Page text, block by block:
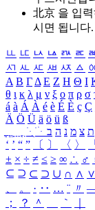
北京 을 입
시면 됩니다.
ㅥ ㅦ ㅧ ㅨ ㅩ ㅪ
ㅺ ㅻ ㅼ ㅽ ㅾ ㅿ
Α Β ΓΔ Ε Ζ Η Θ Ι
θ ι κ λ μ ν ξ ο π ρ σ
á à Á À é è É È ç Ç
Ä Ö Ü ä ö ü ß
ִֶֹ ֻּ ׁׂ ת צ מ נ ה ב
‘ ’ “ ” 〔 〕 〈 〉 「
± × ÷ ≠ ≤ ≥ ∞ ∴ ♂
⊆ ⊇ ⊂ ⊃ ∪ ∩ ∧ ∨
、
。 · ‥ … ¨ 〃
；
？ ＾ ｀